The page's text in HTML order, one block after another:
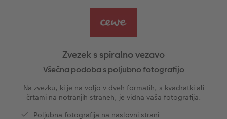
Vzorčne fotoknjige strank
Otroška CEWE FOTOKNJIGA
Zbirka Art Collection
Nature fotografije
Premium poster
Art fotografije
Fotografija na aluminiju, direkten natis
Fotografija na penasti podlagi
Poročna tabla dobrodošlice
Voščilnice
Izdelki za šolo in pisarno
Darilne fotoskatle
Ideje za unikatna darila
Potovanje
Poroka
Zvezek s spiralno vezavo
Všečna podoba s poljubno fotografijo
Na zvezku, ki je na voljo v dveh formatih, s kvadratki ali
črtami na notranjih straneh, je vidna vaša fotografija.
Poljubna fotografija na naslovni strani